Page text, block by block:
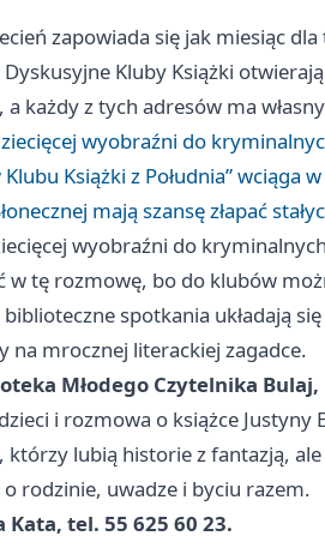
zapowiada się jak miesiąc
Kluby Książki
a każdy z tych adresów ma
wyobraźni do
Książki z Południa” wciąga
mają szansę złapać
wyobraźni do
tę rozmowę, bo do klubów
spotkania układają
na mrocznej literackiej zagadce.
Młodego Czytelnika Bulaj,
i rozmowa o książce Justyny
którzy lubią historie z fantazją,
rodzinie, uwadze i byciu razem.
tel. 55 625 60 23.